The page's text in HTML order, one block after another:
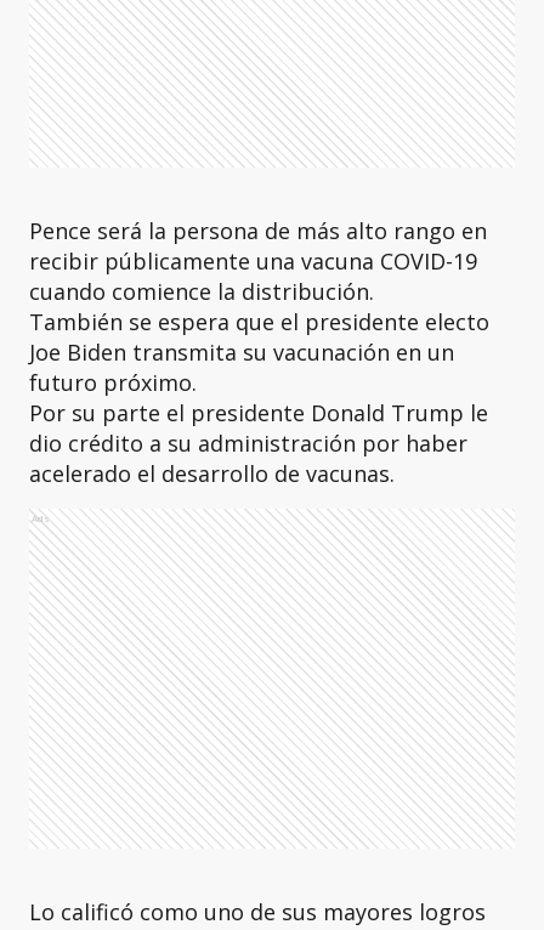
Pence será la persona de más alto rango en
recibir públicamente una vacuna COVID-19
cuando comience la distribución.
También se espera que el presidente electo
Joe Biden transmita su vacunación en un
futuro próximo.
Por su parte el presidente Donald Trump le
dio crédito a su administración por haber
acelerado el desarrollo de vacunas.
Ads
Lo calificó como uno de sus mayores logros